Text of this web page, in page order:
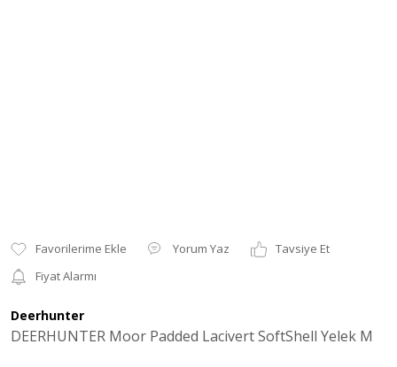
Yorum Yaz
Tavsiye Et
Fiyat Alarmı
Deerhunter
DEERHUNTER Moor Padded Lacivert SoftShell Yelek M